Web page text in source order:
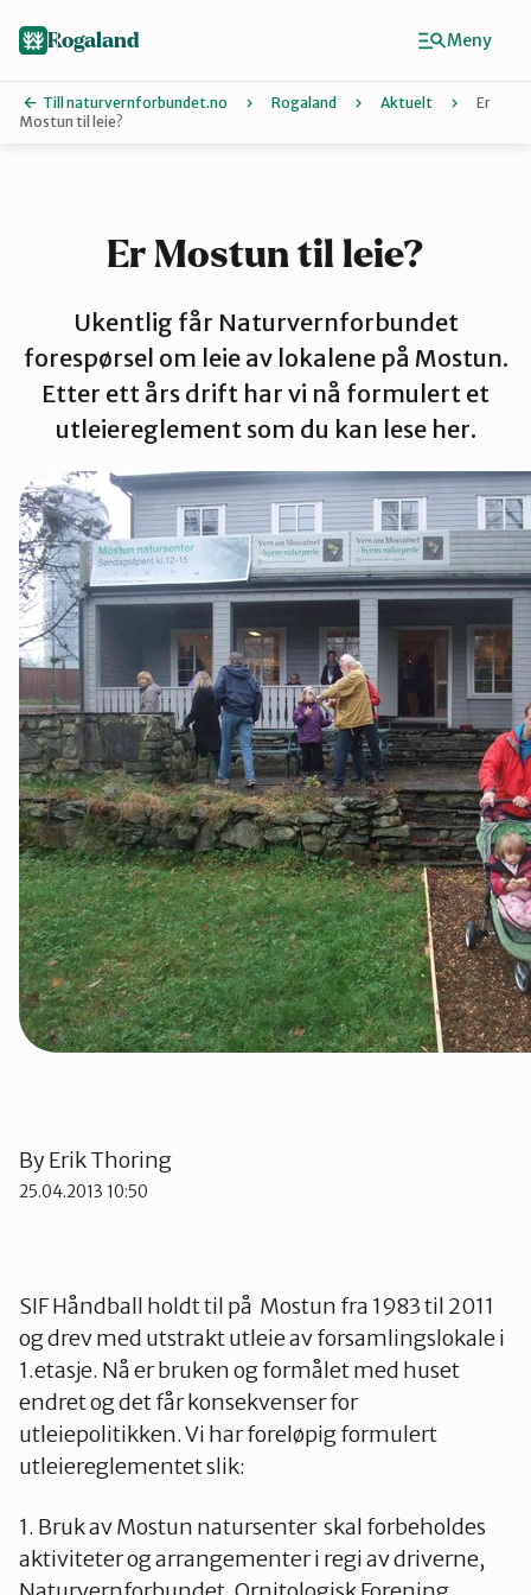
Haugalandet
Naturvernforbundet i Sandnes
Nord-Jæren
Strand
Suldal
Vindafjord og Etne
Rogaland
Till naturvernforbundet.no Rogaland Aktuelt
Er
Mostun til leie?
Er Mostun til leie?
Ukentlig får Naturvernforbundet
forespørsel om leie av lokalene på Mostun.
Etter ett års drift har vi nå formulert et
utleiereglement som du kan lese her.
ByErik Thoring
25.04.2013 10:50
SIF Håndball holdt til på Mostun fra 1983 til 2011
og drev med utstrakt utleie av forsamlingslokale i
1.etasje. Nå er bruken og formålet med huset
endret og det får konsekvenser for
utleiepolitikken. Vi har foreløpig formulert
utleiereglementet slik:
1. Bruk av Mostun natursenter skal forbeholdes
aktiviteter og arrangementer i regi av driverne,